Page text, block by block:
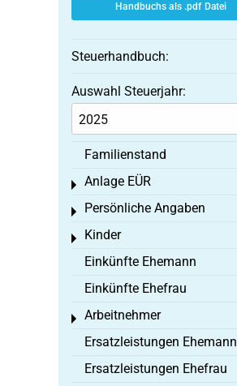
Handbuchs als .pdf Datei
Steuerhandbuch:
Auswahl Steuerjahr:
Familienstand
Anlage EÜR
Toggle menu
Persönliche Angaben
Toggle menu
Kinder
Toggle menu
Einkünfte Ehemann
Einkünfte Ehefrau
Arbeitnehmer
Toggle menu
Ersatzleistungen Ehemann
Ersatzleistungen Ehefrau